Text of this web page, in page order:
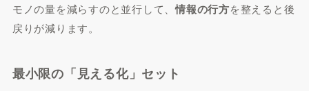
モノの量を減らすのと並行して、情報の行方を整えると後
戻りが減ります。
最小限の「見える化」セット